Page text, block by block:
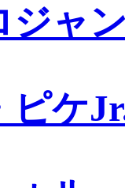
ジャ
ピケ